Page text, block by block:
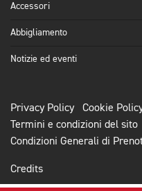
Accessori
Abbigliamento
Notizie ed eventi
Privacy Policy Cookie
Termini e condizioni del sito
Condizioni Generali di
Credits